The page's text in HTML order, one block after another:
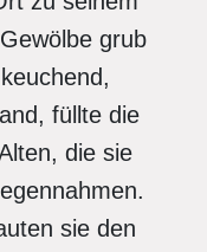
grub
füllte die
die sie
sie den